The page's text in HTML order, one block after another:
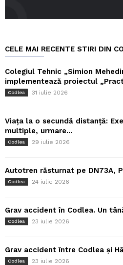
CELE MAI RECENTE STIRI DIN
Colegiul Tehnic „Simion
implementează proiectul
Codlea 31 iulie 2026
Viața la o secundă distanță:
multiple, urmare...
Codlea 29 iulie 2026
Autotren răsturnat pe DN73A,
Codlea 24 iulie 2026
Grav accident în Codlea. Un
Codlea 23 iulie 2026
Grav accident între Codlea și
Codlea 23 iulie 2026